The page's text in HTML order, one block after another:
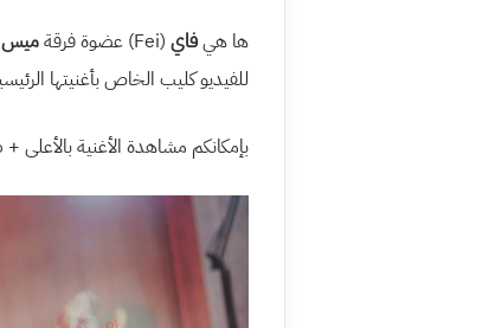
ها هيفاي (Fei) عضوة فرقة ميس
للفيديو كليب الخاص بأغنيتها
بإمكانكم مشاهدة الأغنية